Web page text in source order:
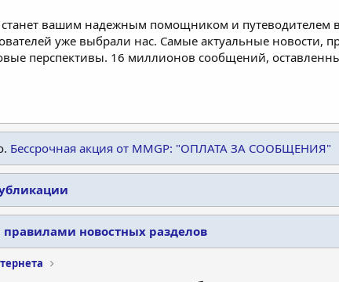
вашим надежным помощником и
уже выбрали нас. Самые актуальные новости,
перспективы. 16 миллионов сообщений,
Бессрочная акция от MMGP: "ОПЛАТА ЗА СООБЩЕНИЯ"
правилами новостных разделов